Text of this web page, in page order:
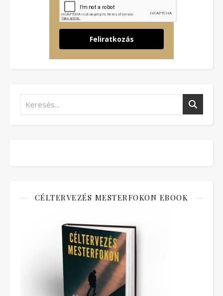
Feliratkozás
CÉLTERVEZÉS MESTERFOKON EBOOK